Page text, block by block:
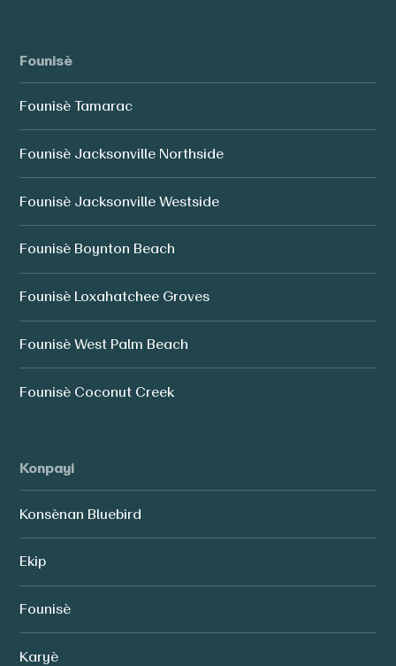
Founisè
Founisè Tamarac
Founisè Jacksonville Northside
Founisè Jacksonville Westside
Founisè Boynton Beach
Founisè Loxahatchee Groves
Founisè West Palm Beach
Founisè Coconut Creek
Konpayi
Konsènan Bluebird
Ekip
Founisè
Karyè